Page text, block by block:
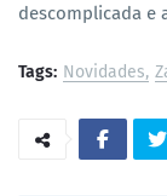
descomplicada e
Tags: Novidades